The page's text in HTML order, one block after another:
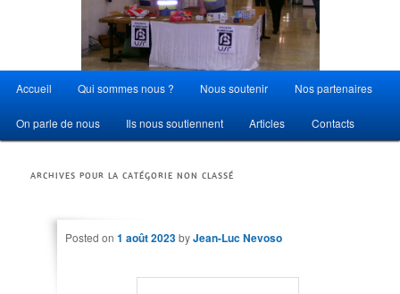
Aller au contenu principal
Aller au contenu secondaire
Accueil Qui sommes nous ? Nous soutenir Nos partenaires
On parle de nous Ils nous soutiennent Articles Contacts
ARCHIVES POUR LA CATÉGORIENON CLASSÉ
Posted on1 août 2023byJean-Luc Nevoso